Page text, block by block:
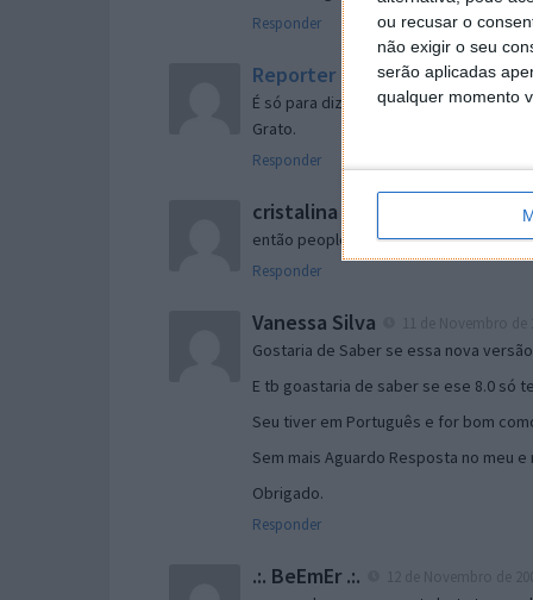
ou recusar o
não exigir o seu
serão aplicadas
qualquer momento
Responder
Reporter 7 de Novembro de 2005 às
É só para dizer que ainda não me
Grato.
Responder
cristalina 11 de Novembro de 2005
então people
Responder
Vanessa Silva
Gostaria de Saber se essa nova
E tb goastaria de saber se ese 8.0 só
Seu tiver em Português e for bom
Sem mais Aguardo Resposta no meu e
Obrigado.
Responder
.:. BeEmEr .:.